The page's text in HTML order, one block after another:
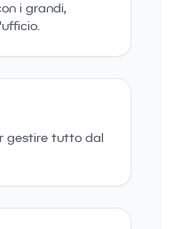
i grandi,
gestire tutto dal